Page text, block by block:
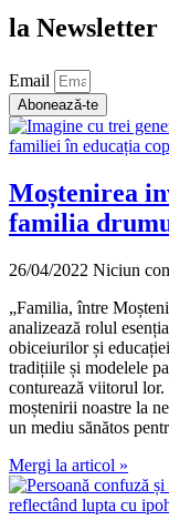
la Newsletter
Email
Abonează-te
Moștenirea
familia
26/04/2022 Niciun
„Familia, între
analizează rolul
obiceiurilor și
tradițiile și modelele
conturează viitorul lor.
moștenirii noastre la
un mediu sănătos
Mergi la articol »